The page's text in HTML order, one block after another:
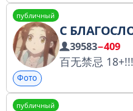
публичный
С
39583−409
Фото
публичный